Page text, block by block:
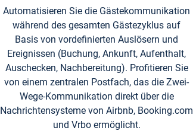
Automatisieren Sie die Gästekommunikation
während des gesamten Gästezyklus auf
Basis von vordefinierten Auslösern und
Ereignissen (Buchung, Ankunft, Aufenthalt,
Auschecken, Nachbereitung). Profitieren Sie
von einem zentralen Postfach, das die Zwei-
Wege-Kommunikation direkt über die
Nachrichtensysteme von Airbnb, Booking.com
und Vrbo ermöglicht.